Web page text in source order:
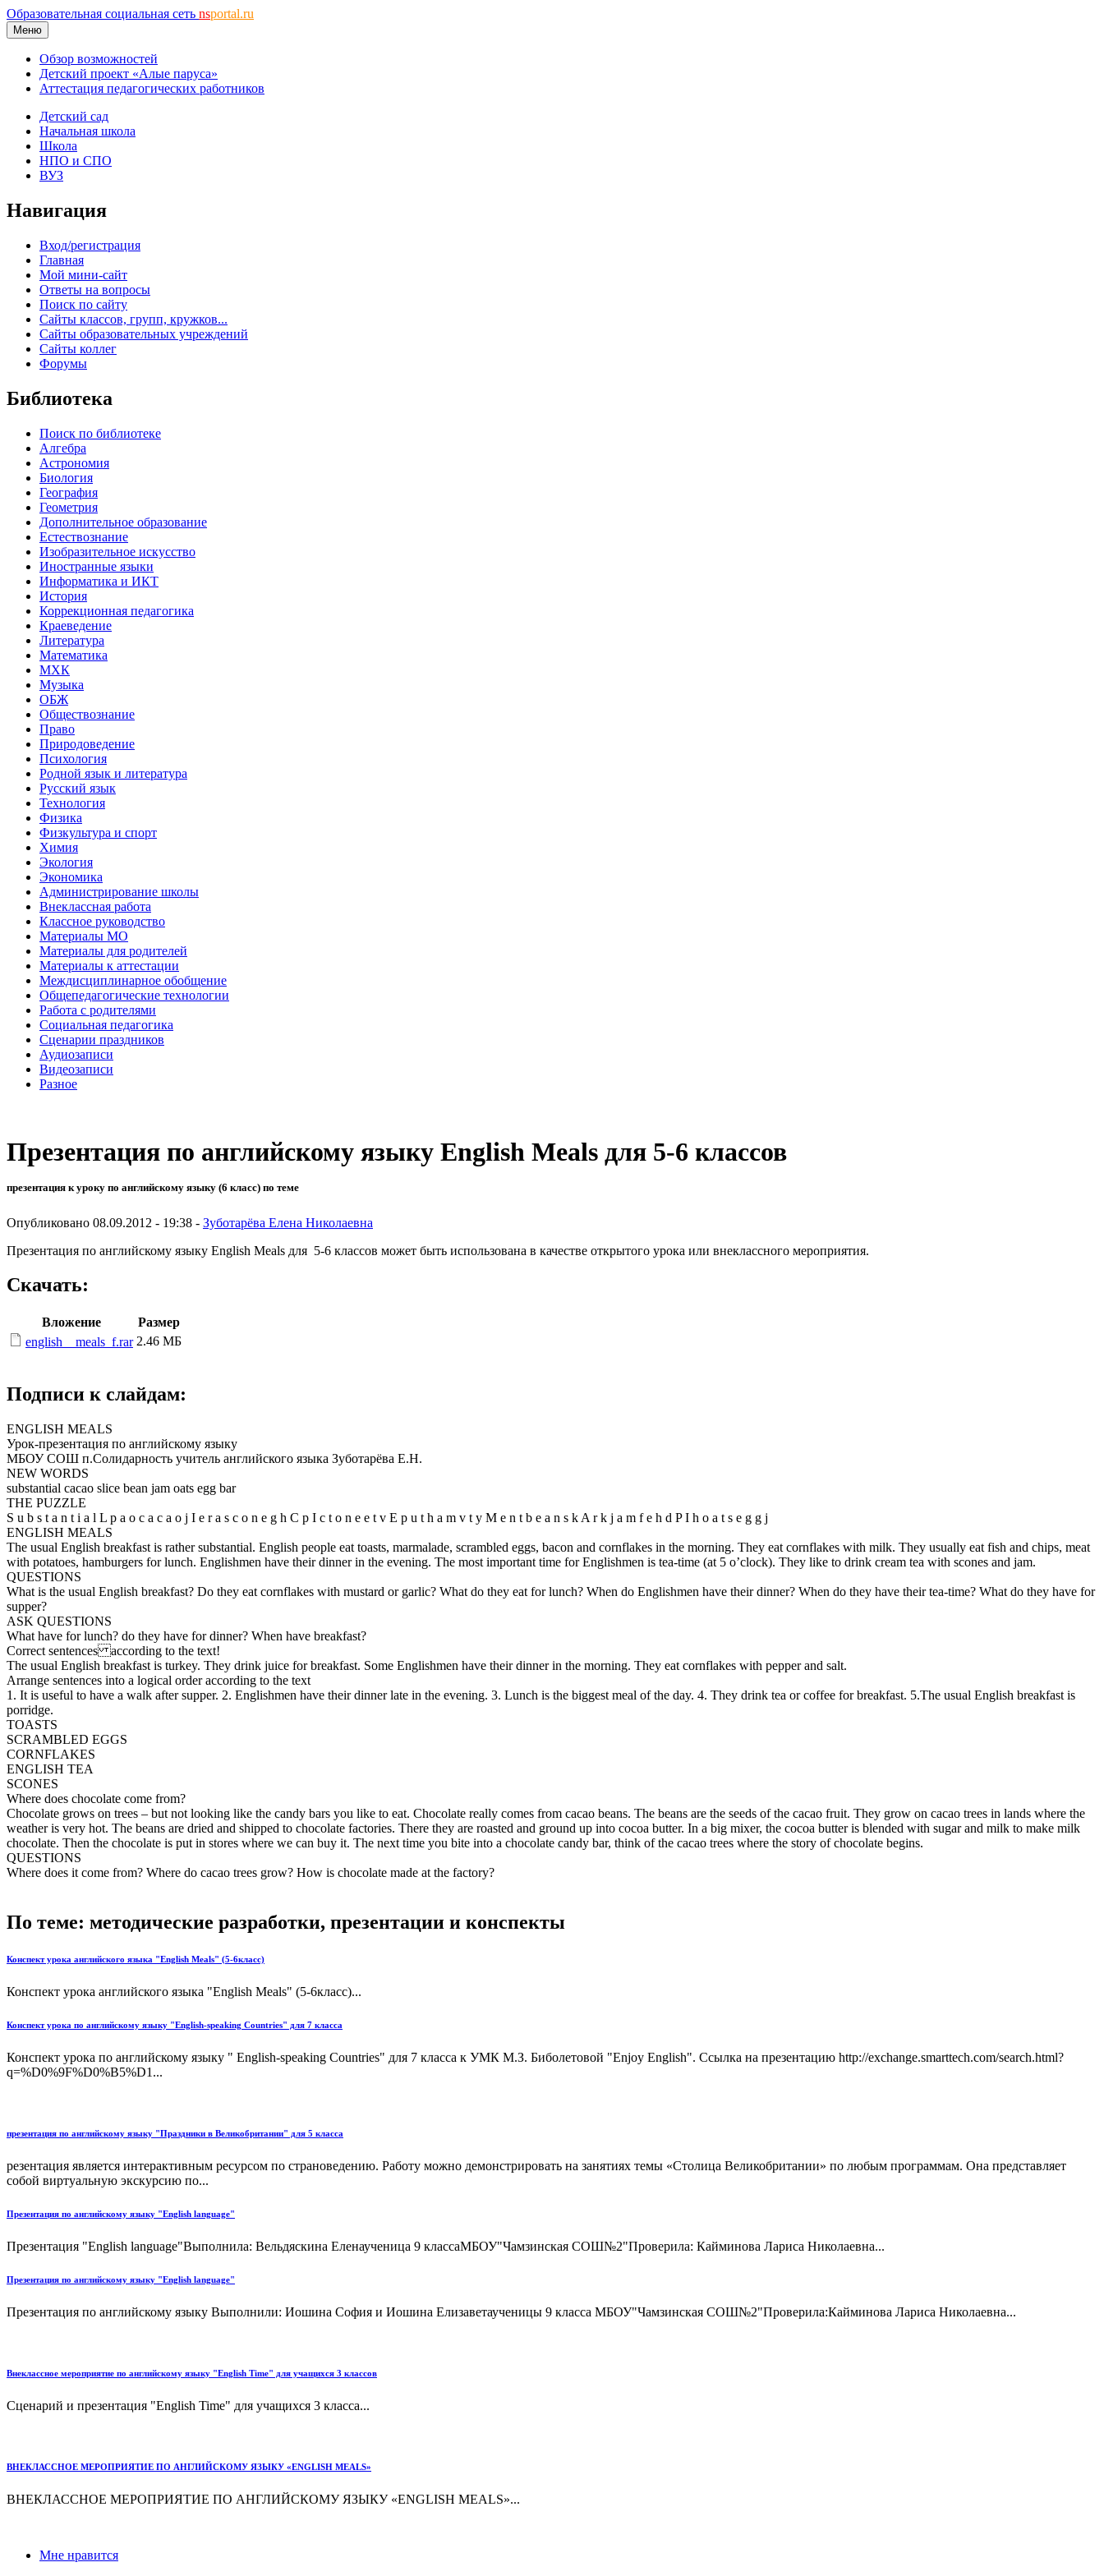
Образовательная социальная сеть nsportal.ru
Меню
Обзор возможностей
Детский проект «Алые паруса»
Аттестация педагогических работников
Детский сад
Начальная школа
Школа
НПО и СПО
ВУЗ
Навигация
Вход/регистрация
Главная
Мой мини-сайт
Ответы на вопросы
Поиск по сайту
Сайты классов, групп, кружков...
Сайты образовательных учреждений
Сайты коллег
Форумы
Библиотека
Поиск по библиотеке
Алгебра
Астрономия
Биология
География
Геометрия
Дополнительное образование
Естествознание
Изобразительное искусство
Иностранные языки
Информатика и ИКТ
История
Коррекционная педагогика
Краеведение
Литература
Математика
МХК
Музыка
ОБЖ
Обществознание
Право
Природоведение
Психология
Родной язык и литература
Русский язык
Технология
Физика
Физкультура и спорт
Химия
Экология
Экономика
Администрирование школы
Внеклассная работа
Классное руководство
Материалы МО
Материалы для родителей
Материалы к аттестации
Междисциплинарное обобщение
Общепедагогические технологии
Работа с родителями
Социальная педагогика
Сценарии праздников
Аудиозаписи
Видеозаписи
Разное
Презентация по английскому языку English Meals для 5-6 классов
презентация к уроку по английскому языку (6 класс) по теме
Опубликовано 08.09.2012 - 19:38 - Зуботарёва Елена Николаевна
Презентация по английскому языку English Meals для 5-6 классов может быть использована в качестве открытого урока или внеклассного мероприятия.
Скачать:
Вложение
Размер
english__meals_f.rar 2.46 МБ
Подписи к слайдам:
ENGLISH MEALS
Урок-презентация по английскому языку
МБОУ СОШ п.Солидарность учитель английского языка Зуботарёва Е.Н.
NEW WORDS
substantial cacao slice bean jam oats egg bar
THE PUZZLE
S u b s t a n t i a l L p a o c a c a o j I e r a s c o n e g h C p I c t o n e e t v E p u t h a m v t y M e n t b e a n s k A r k j a m f e h d P I h o a t s e g g j
ENGLISH MEALS
The usual English breakfast is rather substantial. English people eat toasts, marmalade, scrambled eggs, bacon and cornflakes in the morning. They eat cornflakes with milk. They usually eat fish and chips, meat
with potatoes, hamburgers for lunch. Englishmen have their dinner in the evening. The most important time for Englishmen is tea-time (at 5 o’clock). They like to drink cream tea with scones and jam.
QUESTIONS
What is the usual English breakfast? Do they eat cornflakes with mustard or garlic? What do they eat for lunch? When do Englishmen have their dinner? When do they have their tea-time? What do they have for
supper?
ASK QUESTIONS
What have for lunch? do they have for dinner? When have breakfast?
Correct sentences according to the text!
The usual English breakfast is turkey. They drink juice for breakfast. Some Englishmen have their dinner in the morning. They eat cornflakes with pepper and salt.
Arrange sentences into a logical order according to the text
1. It is useful to have a walk after supper. 2. Englishmen have their dinner late in the evening. 3. Lunch is the biggest meal of the day. 4. They drink tea or coffee for breakfast. 5.The usual English breakfast is
porridge.
TOASTS
SCRAMBLED EGGS
CORNFLAKES
ENGLISH TEA
SCONES
Where does chocolate come from?
Chocolate grows on trees – but not looking like the candy bars you like to eat. Chocolate really comes from cacao beans. The beans are the seeds of the cacao fruit. They grow on cacao trees in lands where the
weather is very hot. The beans are dried and shipped to chocolate factories. There they are roasted and ground up into cocoa butter. In a big mixer, the cocoa butter is blended with sugar and milk to make milk
chocolate. Then the chocolate is put in stores where we can buy it. The next time you bite into a chocolate candy bar, think of the cacao trees where the story of chocolate begins.
QUESTIONS
Where does it come from? Where do cacao trees grow? How is chocolate made at the factory?
По теме: методические разработки, презентации и конспекты
Конспект урока английского языка "English Meals" (5-6класс)
Конспект урока английского языка "English Meals" (5-6класс)...
Конспект урока по английскому языку "English-speaking Countries" для 7 класса
Конспект урока по английскому языку " English-speaking Countries" для 7 класса к УМК М.З. Биболетовой "Enjoy English". Ссылка на презентацию http://exchange.smarttech.com/search.html?
q=%D0%9F%D0%B5%D1...
презентация по английскому языку "Праздники в Великобритании" для 5 класса
резентация является интерактивным ресурсом по страноведению. Работу можно демонстрировать на занятиях темы «Столица Великобритании» по любым программам. Она представляет
собой виртуальную экскурсию по...
Презентация по английскому языку "English language"
Презентация "English language"Выполнила: Вельдяскина Еленаученица 9 классаМБОУ"Чамзинская СОШ№2"Проверила: Кайминова Лариса Николаевна...
Презентация по английскому языку "English language"
Презентация по английскому языку Выполнили: Иошина София и Иошина Елизаветаученицы 9 класса МБОУ"Чамзинская СОШ№2"Проверила:Кайминова Лариса Николаевна...
Внеклассное мероприятие по английскому языку "English Time" для учащихся 3 классов
Сценарий и презентация "English Time" для учащихся 3 класса...
ВНЕКЛАССНОЕ МЕРОПРИЯТИЕ ПО АНГЛИЙСКОМУ ЯЗЫКУ «ENGLISH MEALS»
ВНЕКЛАССНОЕ МЕРОПРИЯТИЕ ПО АНГЛИЙСКОМУ ЯЗЫКУ «ENGLISH MEALS»...
Мне нравится